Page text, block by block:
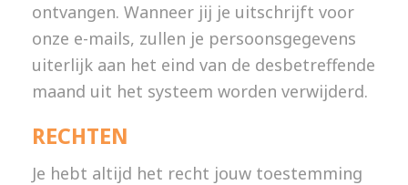
ontvangen. Wanneer jij je uitschrijft voor
onze e-mails, zullen je persoonsgegevens
uiterlijk aan het eind van de desbetreffende
maand uit het systeem worden verwijderd.
RECHTEN
Je hebt altijd het recht jouw toestemming